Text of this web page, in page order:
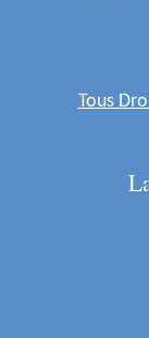
Tous